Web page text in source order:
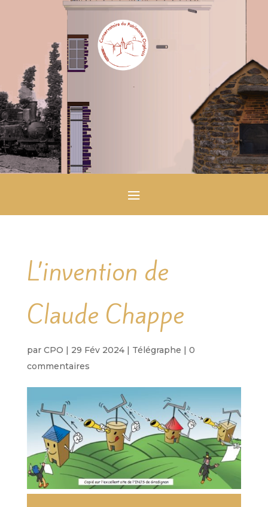
L’invention de
Claude Chappe
par CPO | 29 Fév 2024| Télégraphe | 0
commentaires